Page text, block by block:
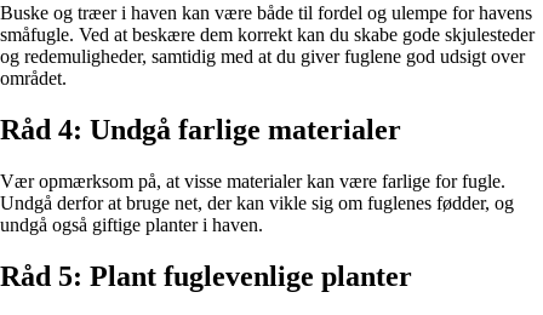
Buske og træer i haven kan være både til fordel og ulempe for havens
småfugle. Ved at beskære dem korrekt kan du skabe gode skjulesteder
og redemuligheder, samtidig med at du giver fuglene god udsigt over
området.
Råd 4: Undgå farlige materialer
Vær opmærksom på, at visse materialer kan være farlige for fugle.
Undgå derfor at bruge net, der kan vikle sig om fuglenes fødder, og
undgå også giftige planter i haven.
Råd 5: Plant fuglevenlige planter